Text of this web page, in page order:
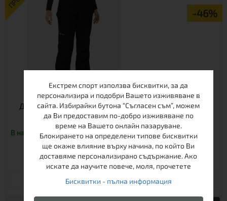
-46%
ДАМСКИ СКИ ПАНТАЛОН KILPI ELARE-W ZLЧЕРЕН |
PFC FREE | 10 000 ММ
В наличност
42
Екстрем спорт използва бисквитки, за да
персонализира и подобри Вашето изживяване в
сайта. Избирайки бутона “Съгласен съм”, можем
да Ви предоставим по-добро изживяване по
време на Вашето онлайн пазаруване.
Блокирането на определени типове бисквитки
ще окаже влияние върху начина, по който Ви
доставяме персонализирано съдържание. Ако
искате да научите повече, моля, прочетете
Бисквитки - пълна информация